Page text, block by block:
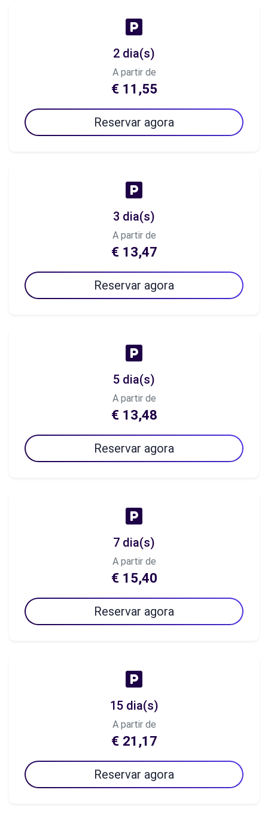
2 dia(s)
A partir de
€ 11,55
Reservar agora
3 dia(s)
A partir de
€ 13,47
Reservar agora
5 dia(s)
A partir de
€ 13,48
Reservar agora
7 dia(s)
A partir de
€ 15,40
Reservar agora
15 dia(s)
A partir de
€ 21,17
Reservar agora